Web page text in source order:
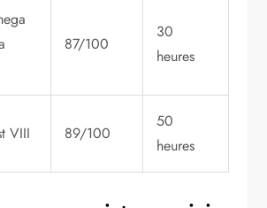
87/100
30
heures
VIII 89/100
50
heures